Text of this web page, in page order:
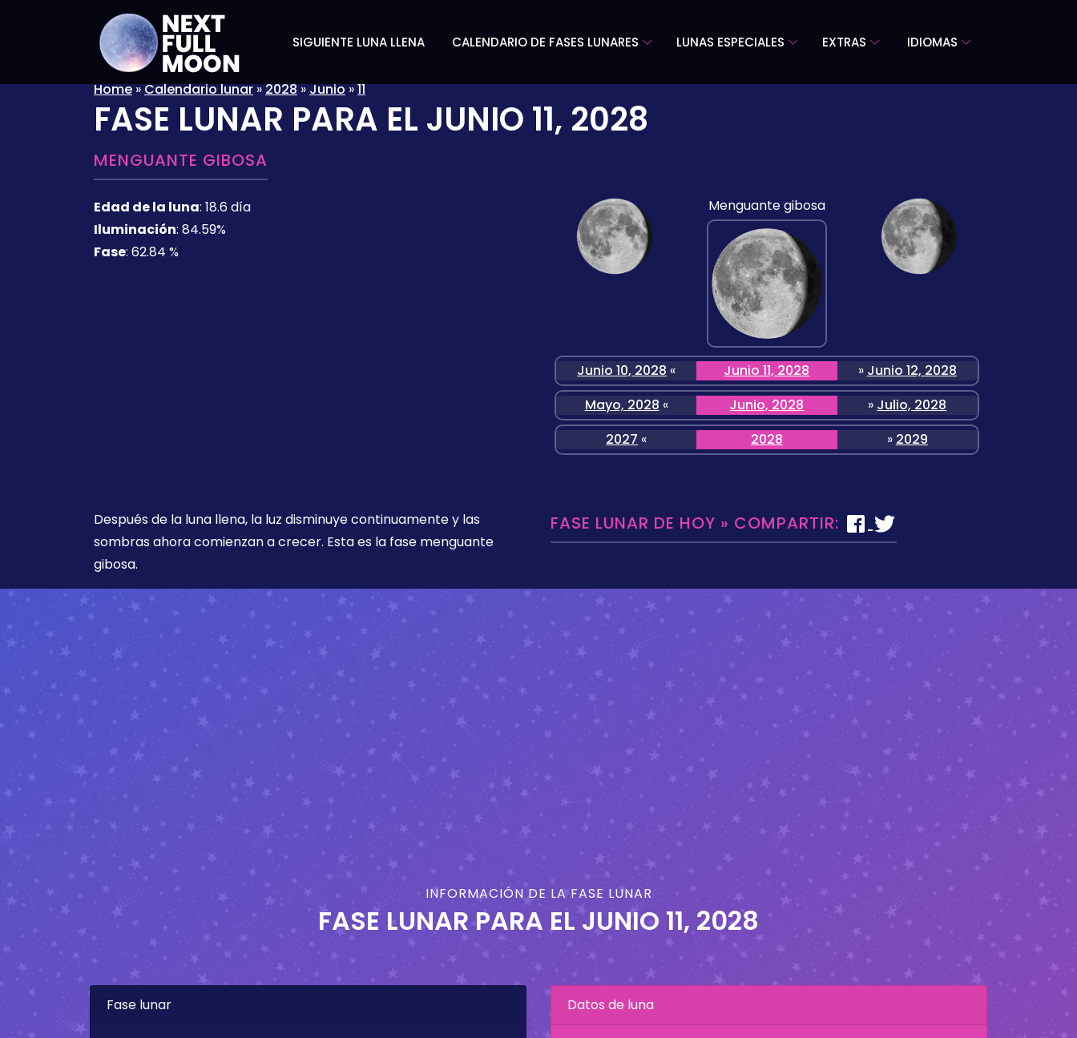
SIGUIENTE LUNA LLENA CALENDARIO DE FASES LUNARES LUNAS ESPECIALES EXTRAS IDIOMAS
Home»Calendario lunar»2028»Junio»11
FASE LUNAR PARA EL JUNIO 11, 2028
MENGUANTE GIBOSA
Edad de la luna: 18.6 día
Iluminación: 84.59%
Fase: 62.84 %
Menguante gibosa
Junio 10, 2028 « Junio 11, 2028 » Junio 12, 2028
Mayo, 2028 « Junio, 2028 » Julio, 2028
2027 « 2028 » 2029
Después de la luna llena, la luz disminuye continuamente y las
sombras ahora comienzan a crecer. Esta es la fase menguante
gibosa.
FASE LUNAR DE HOY » COMPARTIR:
INFORMACIÓN DE LA FASE LUNAR
FASE LUNAR PARA ELJUNIO 11, 2028
Fase lunar Datos de luna